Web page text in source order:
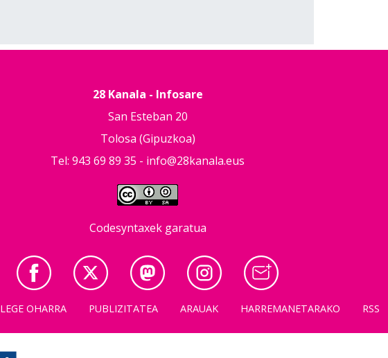
28 Kanala - Infosare
San Esteban 20
Tolosa (Gipuzkoa)
Tel: 943 69 89 35 - info@28kanala.eus
Codesyntaxek garatua
LEGE OHARRA PUBLIZITATEA ARAUAK HARREMANETARAKO RSS